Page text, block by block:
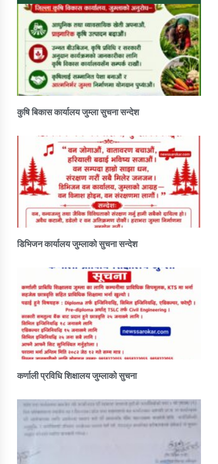
कुषि बिकास कार्यालय जुम्ला सुचना सन्देश
डिभिजन कार्यालय जुम्लाको सुचना सन्देश
कर्णाली प्रविधि शिक्षालय जुम्लाको सुचना